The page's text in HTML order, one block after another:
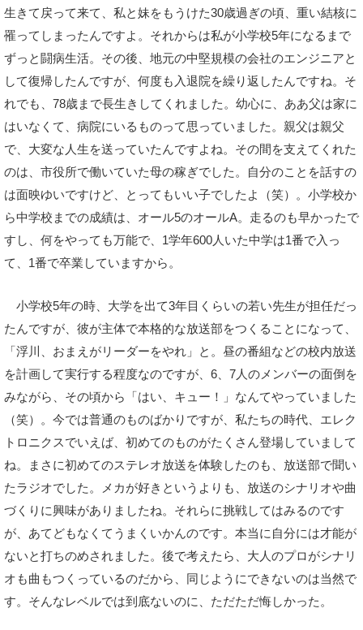
生きて戻って来て、私と妹をもうけた30歳過ぎの頃、重い結核に
罹ってしまったんですよ。それからは私が小学校5年になるまで
ずっと闘病生活。その後、地元の中堅規模の会社のエンジニアと
して復帰したんですが、何度も入退院を繰り返したんですね。そ
れでも、78歳まで長生きしてくれました。幼心に、ああ父は家に
はいなくて、病院にいるものって思っていました。親父は親父
で、大変な人生を送っていたんですよね。その間を支えてくれた
のは、市役所で働いていた母の稼ぎでした。自分のことを話すの
は面映ゆいですけど、とってもいい子でしたよ（笑）。小学校か
ら中学校までの成績は、オール5のオールA。走るのも早かったで
すし、何をやっても万能で、1学年600人いた中学は1番で入っ
て、1番で卒業していますから。
小学校5年の時、大学を出て3年目くらいの若い先生が担任だっ
たんですが、彼が主体で本格的な放送部をつくることになって、
「浮川、おまえがリーダーをやれ」と。昼の番組などの校内放送
を計画して実行する程度なのですが、6、7人のメンバーの面倒を
みながら、その頃から「はい、キュー！」なんてやっていました
（笑）。今では普通のものばかりですが、私たちの時代、エレク
トロニクスでいえば、初めてのものがたくさん登場していまして
ね。まさに初めてのステレオ放送を体験したのも、放送部で聞い
たラジオでした。メカが好きというよりも、放送のシナリオや曲
づくりに興味がありましたね。それらに挑戦してはみるのです
が、あてどもなくてうまくいかんのです。本当に自分には才能が
ないと打ちのめされました。後で考えたら、大人のプロがシナリ
オも曲もつくっているのだから、同じようにできないのは当然で
す。そんなレベルでは到底ないのに、ただただ悔しかった。